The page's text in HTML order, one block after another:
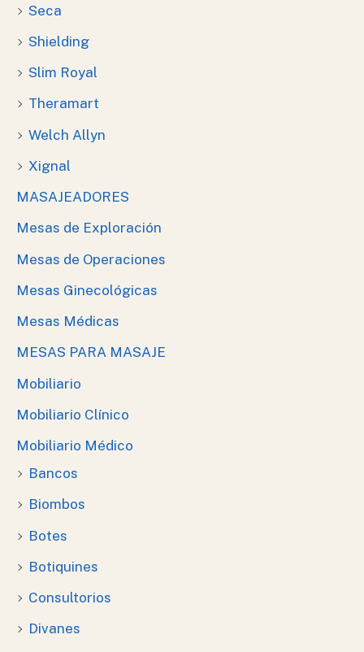
Seca
Shielding
Slim Royal
Theramart
Welch Allyn
Xignal
MASAJEADORES
Mesas de Exploración
Mesas de Operaciones
Mesas Ginecológicas
Mesas Médicas
MESAS PARA MASAJE
Mobiliario
Mobiliario Clínico
Mobiliario Médico
Bancos
Biombos
Botes
Botiquines
Consultorios
Divanes